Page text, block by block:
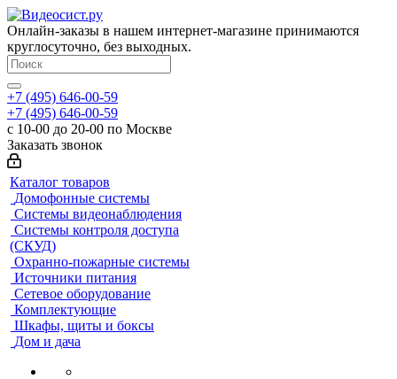
Онлайн-заказы в нашем интернет-магазине принимаются
круглосуточно, без выходных.
+7 (495) 646-00-59
+7 (495) 646-00-59
с 10-00 до 20-00 по Москве
Заказать звонок
Каталог товаров
Домофонные системы
Системы видеонаблюдения
Системы контроля доступа
(СКУД)
Охранно-пожарные системы
Источники питания
Сетевое оборудование
Комплектующие
Шкафы, щиты и боксы
Дом и дача